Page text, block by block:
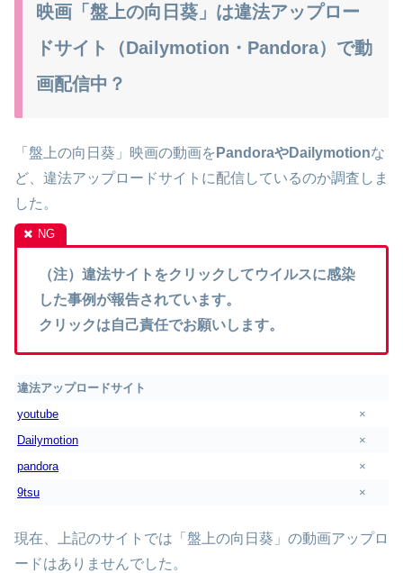
映画「盤上の向日葵」は違法アップロー
ドサイト（Dailymotion・Pandora）で動
画配信中？
「盤上の向日葵」映画の動画を PandoraやDailymotionな
ど、違法アップロードサイトに配信しているのか調査しま
した。
（注）違法サイトをクリックしてウイルスに感染
した事例が報告されています。
クリックは自己責任でお願いします。
違法アップロードサイト
youtube
×
Dailymotion
×
pandora
×
9tsu
×
現在、上記のサイトでは「盤上の向日葵」の動画アップロ
ードはありませんでした。